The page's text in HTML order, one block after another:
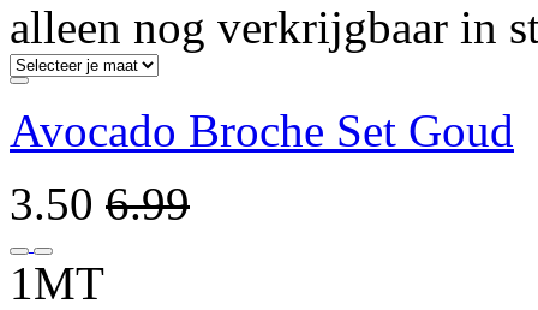
alleen nog verkrijgbaar in
Avocado Broche Set Goud
3.50 6.99
1MT